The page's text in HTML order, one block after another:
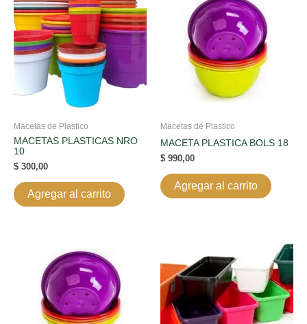
Macetas de Plastico
MACETAS PLASTICAS NRO
10
$ 300,00
Agregar al carrito
Macetas de Plastico
MACETA PLASTICA BOLS 18
$ 990,00
Agregar al carrito